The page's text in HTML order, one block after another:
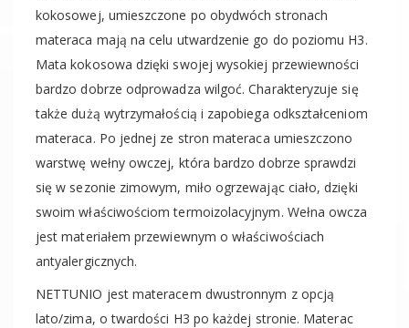
kokosowej, umieszczone po obydwóch stronach
materaca mają na celu utwardzenie go do poziomu H3.
Mata kokosowa dzięki swojej wysokiej przewiewności
bardzo dobrze odprowadza wilgoć. Charakteryzuje się
także dużą wytrzymałością i zapobiega odkształceniom
materaca. Po jednej ze stron materaca umieszczono
warstwę wełny owczej, która bardzo dobrze sprawdzi
się w sezonie zimowym, miło ogrzewając ciało, dzięki
swoim właściwościom termoizolacyjnym. Wełna owcza
jest materiałem przewiewnym o właściwościach
antyalergicznych.
NETTUNIO jest materacem dwustronnym z opcją
lato/zima, o twardości H3 po każdej stronie. Materac